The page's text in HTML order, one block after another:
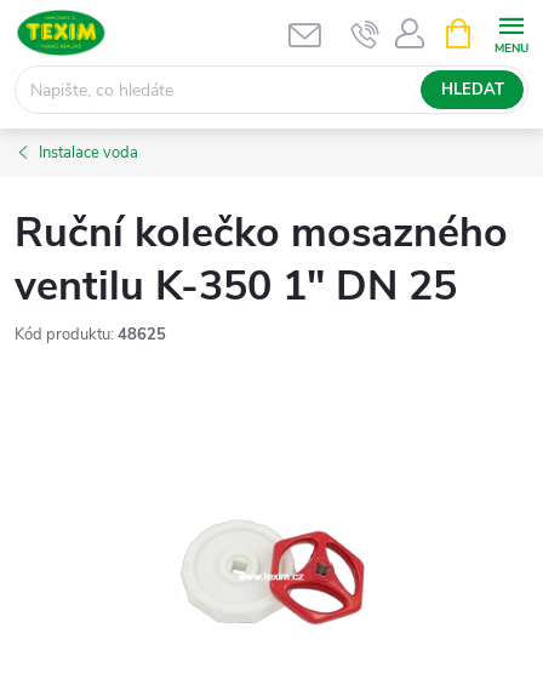
Přejít
obsah
HLEDAT
NÁKUPNÍ
KOŠÍK
Instalace voda
Ruční kolečko mosazného
ventilu K-350 1" DN 25
Kód produktu: 48625